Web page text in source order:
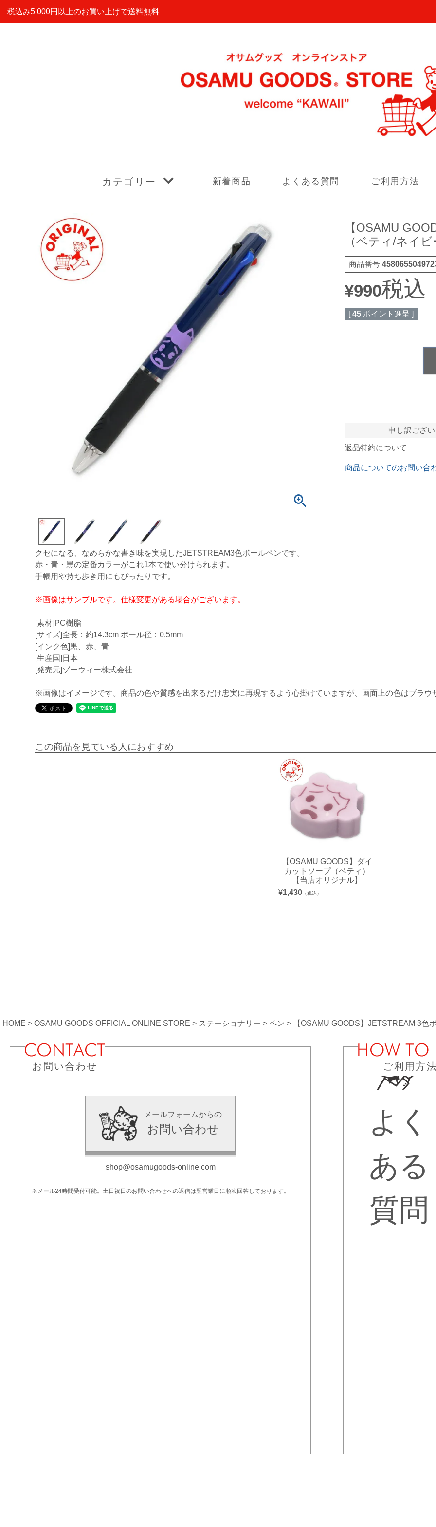
税込み5,000円以上のお買い上げで送料無料
カテゴリー 新着商品 よくある質問 ご利用方法
【OSAMU
（ベティ/ネイ
商品番号
¥990税込
[ 45 ポイント進呈 ]
申し訳ござ
返品特約について
商品についてのお問い合
クセになる、なめらかな書き味を実現したJETSTREAM3色ボールペンです。
赤・青・黒の定番カラーがこれ1本で使い分けられます。
手帳用や持ち歩き用にもぴったりです。
※画像はサンプルです。仕様変更がある場合がございます。
[素材]PC樹脂
[サイズ]全長：約14.3cm ボール径：0.5mm
[インク色]黒、赤、青
[生産国]日本
[発売元]ゾーウィー株式会社
※画像はイメージです。商品の色や質感を出来るだけ忠実に再現するよう心掛けていますが、画面上の色はブラ
この商品を見ている人におすすめ
【OSAMU GOODS】ダイ
カットソープ（ベティ）
【当店オリジナル】
¥1,430（税込）
HOME OSAMU GOODS OFFICIAL ONLINE STORE ステーショナリー ペン 【OSAMU GOODS】JETSTREAM 3色
お問い合わせ
メールフォームからの
お問い合わせ
shop@osamugoods-online.com
※メール24時間受付可能。土日祝日のお問い合わせへの返信は翌営業日に順次回答しております。
ご利用方
よく
ある
質問